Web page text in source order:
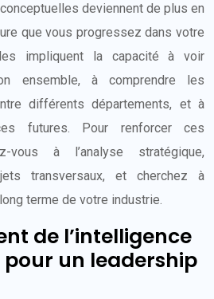
deviennent de plus en
que vous progressez dans votre
impliquent la capacité à voir
ensemble, à comprendre les
différents départements, et à
futures. Pour renforcer ces
vous à l’analyse stratégique,
transversaux, et cherchez à
terme de votre industrie.
de l’intelligence
un leadership